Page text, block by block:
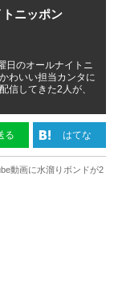
ニッポン
日のオールナイトニ
わいい担当カンタに
信してきた2人が、
る はてな
動画に水溜りボンドが2